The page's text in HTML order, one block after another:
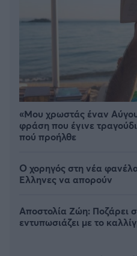
«Μου χρωστάς έναν
φράση που έγινε
πού προήλθε
Ο χορηγός στη νέα
Έλληνες να απορούν
Αποστολία Ζώη: Ποζάρει
εντυπωσιάζει με το